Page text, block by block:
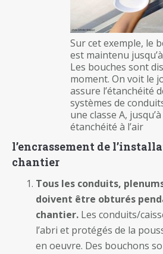
Sur cet exemple, le
est maintenu
Les bouches sont
moment. On voit le
assure l’étanchéité
systèmes de
une classe A,
étanchéité à l’air
l’encrassement de
chantier
Tous les conduits,
doivent être obturés
chantier. Les conduits/
l’abri et protégés de la
en oeuvre. Des bouchons